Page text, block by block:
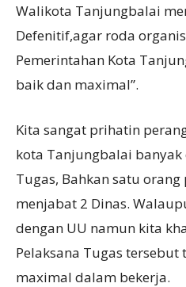
Walikota Tanjungbalai
Defenitif,agar roda
Pemerintahan Kota
baik dan maximal”.
Kita sangat prihatin
kota Tanjungbalai
Tugas, Bahkan satu
menjabat 2 Dinas.
dengan UU namun kita
Pelaksana Tugas
maximal dalam bekerja.